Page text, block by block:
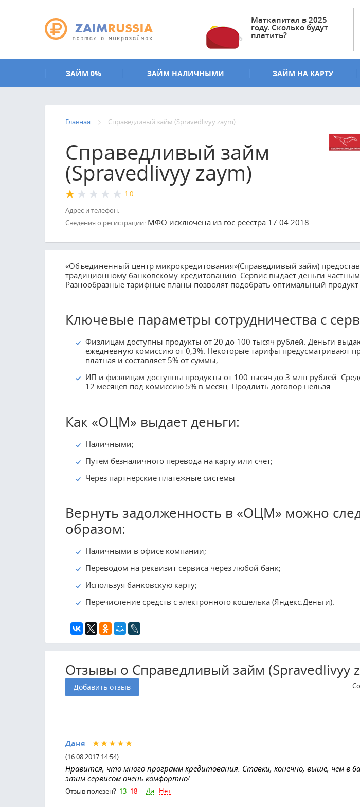
Маткапитал в 2025
году. Сколько будут
платить?
ЗАЙМ 0% ЗАЙМ НАЛИЧНЫМИ ЗАЙМ НА КАРТУ
Главная Справедливый займ (Spravedlivyy zaym)
Справедливый займ
(Spravedlivyy zaym)
1.0
Адрес и телефон: -
Сведения о регистрации: МФО исключена из гос.реестра 17.04.2018
«Объединенный центр микрокредитования»(Справедливый займ)
традиционному банковскому кредитованию. Сервис выдает деньги
Разнообразные тарифные планы позволят подобрать оптимальный
Ключевые параметры сотрудничества с
Физлицам доступны продукты от 20 до 100 тысяч рублей. Деньги
ежедневную комиссию от 0,3%. Некоторые тарифы предусматривают
платная и составляет 5% от суммы;
ИП и физлицам доступны продукты от 100 тысяч до 3 млн рублей.
12 месяцев под комиссию 5% в месяц. Продлить договор нельзя.
Как «ОЦМ» выдает деньги:
Наличными;
Путем безналичного перевода на карту или счет;
Через партнерские платежные системы
Вернуть задолженность в «ОЦМ» можно
образом:
Наличными в офисе компании;
Переводом на реквизит сервиса через любой банк;
Используя банковскую карту;
Перечисление средств с электронного кошелька (Яндекс.Деньги).
Отзывы о Справедливый займ (Spravedlivyy
Добавить отзыв
Даня
(16.08.2017 14:54)
Нравится, что много программ кредитования. Ставки, конечно, выше, чем в
этим сервисом очень комфортно!
Отзыв полезен? 13 18 Да Нет